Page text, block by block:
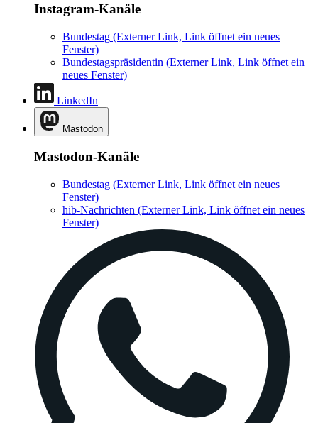
Instagram-Kanäle
Bundestag (Externer Link, Link öffnet ein neues
Fenster)
Bundestagspräsidentin (Externer Link, Link öffnet ein
neues Fenster)
LinkedIn
Mastodon
Mastodon-Kanäle
Bundestag (Externer Link, Link öffnet ein neues
Fenster)
hib-Nachrichten (Externer Link, Link öffnet ein neues
Fenster)